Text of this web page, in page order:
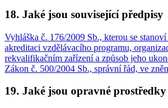
18. Jaké jsou související předpisy
Vyhláška č. 176/2009 Sb., kterou se
akreditaci vzdělávacího programu,
rekvalifikačním zařízení a způsob jeho
Zákon č. 500/2004 Sb., správní řád, ve
19. Jaké jsou opravné